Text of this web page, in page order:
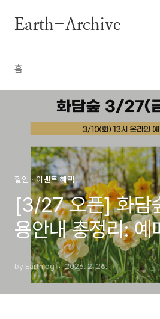
Earth-Archive
홈
할인 · 이벤트 혜택
[3/27 오픈] 화담
용안내 총정리: 예
매 방법 / 입장권·
금
by Earthlog 2026. 2. 26.